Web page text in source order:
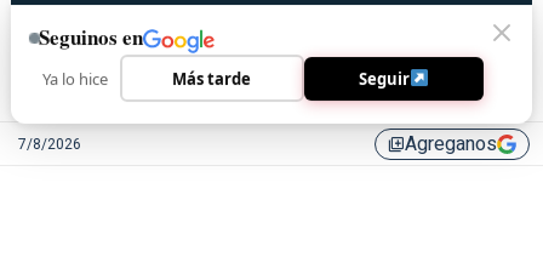
7/8/2026 library_addAgreganos
Seguinos en
Ya lo hice Más tarde Seguir